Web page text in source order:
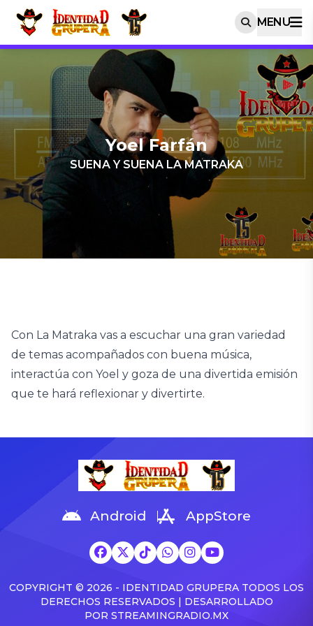
MENU
Yoel Farfán
SUENA Y SUENA LA MATRAKA
Con La Matraka vas a escuchar una gran variedad
de temas acompañados con buena música,
interactúa con Yoel y goza de una divertida emisión
que te hará reflexionar y divertirte.
Android AppStore
COPYRIGHT © 2026 - IDENTIDAD GRUPERA TODOS LOS
DERECHOS RESERVADOS | DESARROLLADO
POR STREAMINGRADIO.MX